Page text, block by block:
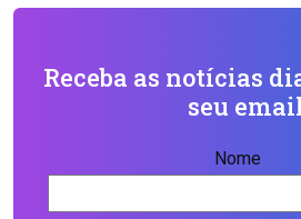
Receba as notícias
seu
Nome